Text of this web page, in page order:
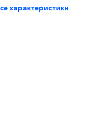
характеристики